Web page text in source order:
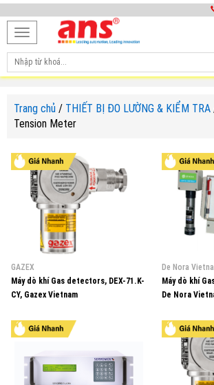
Toggle
navigation
Trang chủ / THIẾT BỊ ĐO LƯỜNG & KIỂM TRA
Tension Meter
GAZEX
Máy dò khí Gas detectors, DEX-71.K-
CY, Gazex Vietnam
De Nora
Máy dò khí
De Nora